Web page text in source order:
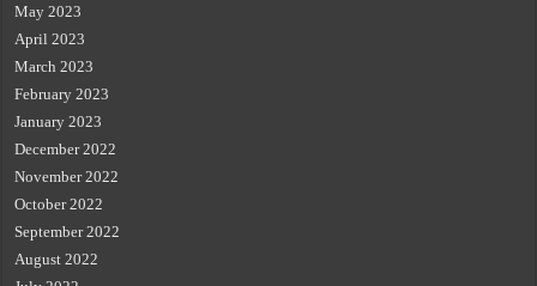
May 2023
April 2023
March 2023
February 2023
January 2023
December 2022
November 2022
October 2022
September 2022
August 2022